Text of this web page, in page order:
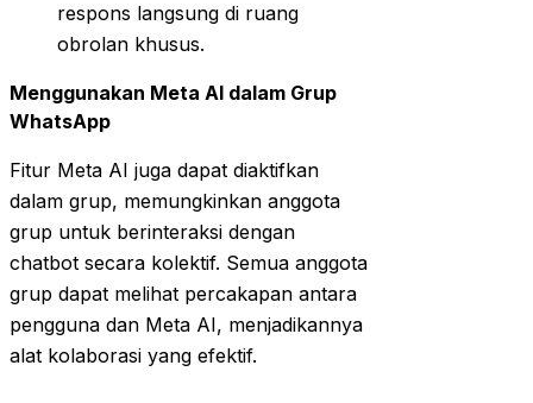
respons langsung di ruang
obrolan khusus.
Menggunakan Meta AI dalam Grup
WhatsApp
Fitur Meta AI juga dapat diaktifkan
dalam grup, memungkinkan anggota
grup untuk berinteraksi dengan
chatbot secara kolektif. Semua anggota
grup dapat melihat percakapan antara
pengguna dan Meta AI, menjadikannya
alat kolaborasi yang efektif.